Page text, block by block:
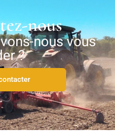
nous
nous vous
?